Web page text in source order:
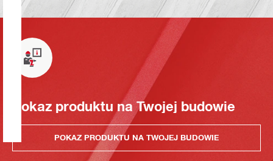
Pokaz produktu na Twojej budowie
POKAZ PRODUKTU NA TWOJEJ BUDOWIE